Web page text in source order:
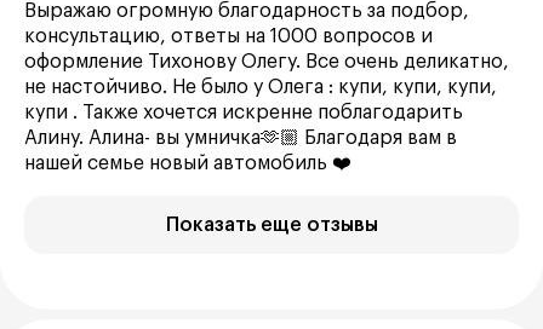
Выражаю огромную благодарность за подбор,
консультацию, ответы на 1000 вопросов и
оформление Тихонову Олегу. Все очень деликатно,
не настойчиво. Не было у Олега : купи, купи, купи,
купи . Также хочется искренне поблагодарить
Алину. Алина- вы умничка🫶🏼 Благодаря вам в
нашей семье новый автомобиль ❤️
Показать еще отзывы